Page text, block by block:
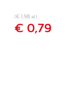
(€ 1,98 al )
€ 0,79